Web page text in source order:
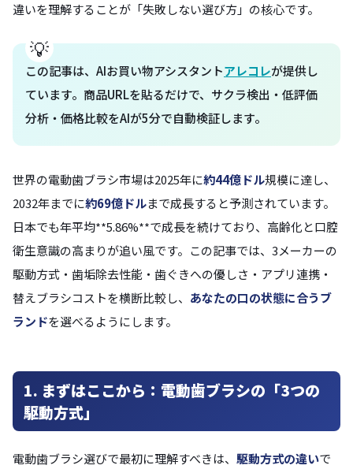
違いを理解することが「失敗しない選び方」の核心です。
この記事は、AIお買い物アシスタントアレコレが提供し
ています。商品URLを貼るだけで、サクラ検出・低評価
分析・価格比較をAIが5分で自動検証します。
世界の電動歯ブラシ市場は2025年に約44億ドル規模に達し、
2032年までに約69億ドルまで成長すると予測されています。
日本でも年平均**5.86%**で成長を続けており、高齢化と口腔
衛生意識の高まりが追い風です。この記事では、3メーカーの
駆動方式・歯垢除去性能・歯ぐきへの優しさ・アプリ連携・
替えブラシコストを横断比較し、 あなたの口の状態に合うブ
ランドを選べるようにします。
1. まずはここから：電動歯ブラシの「3つの
駆動方式」
電動歯ブラシ選びで最初に理解すべきは、 駆動方式の違いで